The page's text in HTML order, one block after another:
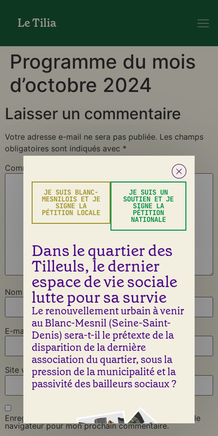
Le Tilia
Programme du mois
d’octobre 2024
Laisser un commentaire
Votre adresse e-mail ne sera pas publiée. Les champs
obligatoires sont indiqués avec *
Commentaire
Nom
E-mail *
Site web
Enregistrer mon nom, mon e-mail et mon site dans le
navigateur pour mon prochain commentaire.
JE SUIS BLANC-
MESNILOIS ET JE
SIGNE LA
PÉTITION LOCALE
JE SUIS UN
SOUTIEN ET JE
SIGNE LA
PÉTITION
NATIONALE
Dans le quartier des
Tilleuls, le dernier
espace de vie sociale
lutte pour sa survie
Le renouvellement urbain à venir
au Blanc-Mesnil (Seine-Saint-
Denis) sera-t-il le prétexte de la
disparition de la dernière
association du quartier, sous la
pression de la municipalité et la
passivité des bailleurs sociaux ?